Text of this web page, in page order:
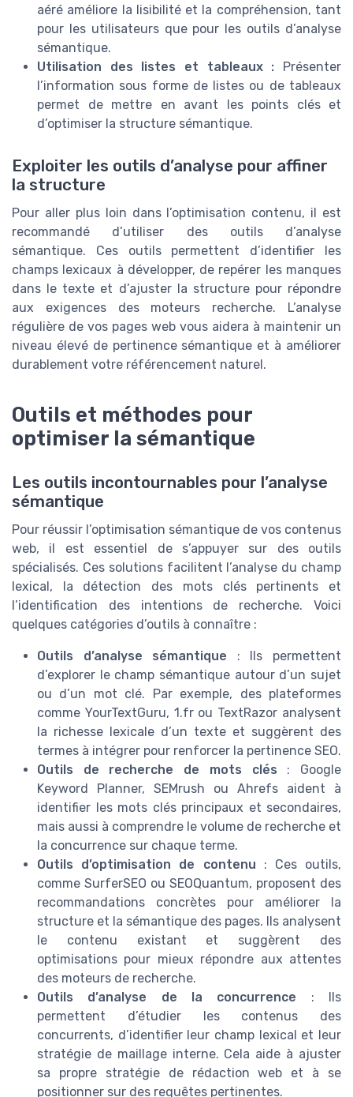
aéré améliore la lisibilité et la compréhension, tant
pour les utilisateurs que pour les outils d’analyse
sémantique.
Utilisation des listes et tableaux : Présenter
l’information sous forme de listes ou de tableaux
permet de mettre en avant les points clés et
d’optimiser la structure sémantique.
Exploiter les outils d’analyse pour affiner
la structure
Pour aller plus loin dans l’optimisation contenu, il est
recommandé d’utiliser des outils d’analyse
sémantique. Ces outils permettent d’identifier les
champs lexicaux à développer, de repérer les manques
dans le texte et d’ajuster la structure pour répondre
aux exigences des moteurs recherche. L’analyse
régulière de vos pages web vous aidera à maintenir un
niveau élevé de pertinence sémantique et à améliorer
durablement votre référencement naturel.
Outils et méthodes pour
optimiser la sémantique
Les outils incontournables pour l’analyse
sémantique
Pour réussir l’optimisation sémantique de vos contenus
web, il est essentiel de s’appuyer sur des outils
spécialisés. Ces solutions facilitent l’analyse du champ
lexical, la détection des mots clés pertinents et
l’identification des intentions de recherche. Voici
quelques catégories d’outils à connaître :
Outils d’analyse sémantique : Ils permettent
d’explorer le champ sémantique autour d’un sujet
ou d’un mot clé. Par exemple, des plateformes
comme YourTextGuru, 1.fr ou TextRazor analysent
la richesse lexicale d’un texte et suggèrent des
termes à intégrer pour renforcer la pertinence SEO.
Outils de recherche de mots clés : Google
Keyword Planner, SEMrush ou Ahrefs aident à
identifier les mots clés principaux et secondaires,
mais aussi à comprendre le volume de recherche et
la concurrence sur chaque terme.
Outils d’optimisation de contenu : Ces outils,
comme SurferSEO ou SEOQuantum, proposent des
recommandations concrètes pour améliorer la
structure et la sémantique des pages. Ils analysent
le contenu existant et suggèrent des
optimisations pour mieux répondre aux attentes
des moteurs de recherche.
Outils d’analyse de la concurrence : Ils
permettent d’étudier les contenus des
concurrents, d’identifier leur champ lexical et leur
stratégie de maillage interne. Cela aide à ajuster
sa propre stratégie de rédaction web et à se
positionner sur des requêtes pertinentes.